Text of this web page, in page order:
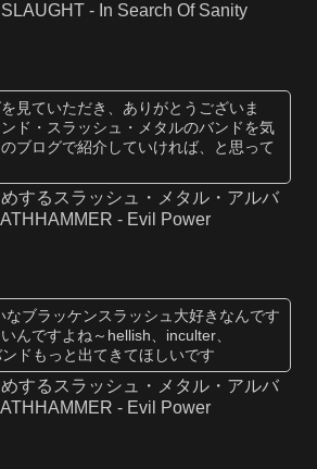
- In Search Of Sanity
見ていただき、ありがとうございま
ド・スラッシュ・メタルのバンドを気
ブログで紹介していければ、と思って
するスラッシュ・メタル・アルバ
- Evil Power
ブラッケンスラッシュ大好きなんです
んですよね～hellish、inculter、
ドもっと出てきてほしいです
するスラッシュ・メタル・アルバ
- Evil Power